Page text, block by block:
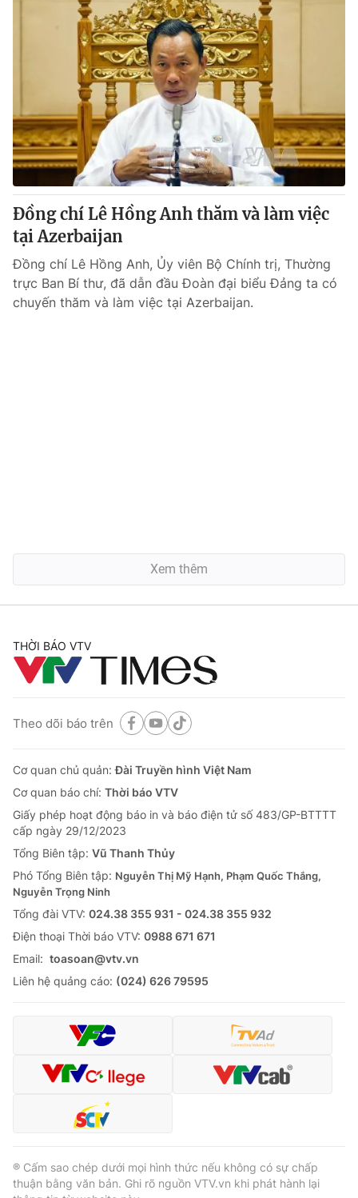
Đồng chí Lê Hồng Anh thăm và làm việc
tại Azerbaijan
Đồng chí Lê Hồng Anh, Ủy viên Bộ Chính trị, Thường
trực Ban Bí thư, đã dẫn đầu Đoàn đại biểu Đảng ta có
chuyến thăm và làm việc tại Azerbaijan.
Xem thêm
THỜI BÁO VTV
Theo dõi báo trên
Cơ quan chủ quản:Đài Truyền hình Việt Nam
Cơ quan báo chí: Thời báo VTV
Giấy phép hoạt động báo in và báo điện tử số 483/GP-BTTTT
cấp ngày 29/12/2023
Tổng Biên tập: Vũ Thanh Thủy
Phó Tổng Biên tập: Nguyễn Thị Mỹ Hạnh, Phạm Quốc Thắng,
Nguyễn Trọng Ninh
Tổng đài VTV: 024.38 355 931 - 024.38 355 932
Ðiện thoại Thời báo VTV: 0988 671 671
Email: toasoan@vtv.vn
Liên hệ quảng cáo: (024) 626 79595
® Cấm sao chép dưới mọi hình thức nếu không có sự chấp
thuận bằng văn bản. Ghi rõ nguồn VTV.vn khi phát hành lại